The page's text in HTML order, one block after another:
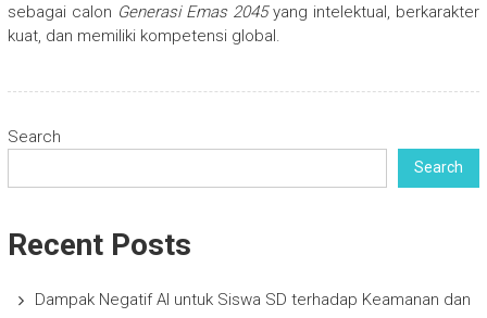
sebagai calon Generasi Emas 2045yang intelektual, berkarakter
kuat, dan memiliki kompetensi global.
Search
Search
Recent Posts
Dampak Negatif AI untuk Siswa SD terhadap Keamanan dan